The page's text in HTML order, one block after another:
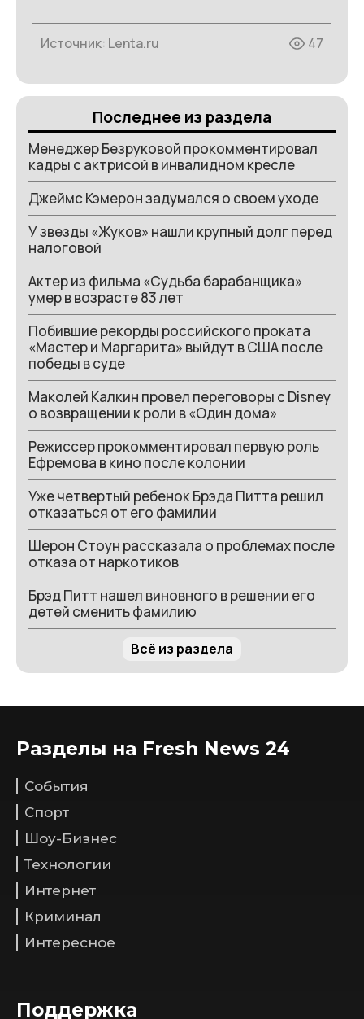
Последнее из раздела
Менеджер Безруковой прокомментировал
кадры с актрисой в инвалидном кресле
Джеймс Кэмерон задумался о своем уходе
У звезды «Жуков» нашли крупный долг перед
налоговой
Актер из фильма «Судьба барабанщика»
умер в возрасте 83 лет
Побившие рекорды российского проката
«Мастер и Маргарита» выйдут в США после
победы в суде
Маколей Калкин провел переговоры с Disney
о возвращении к роли в «Один дома»
Режиссер прокомментировал первую роль
Ефремова в кино после колонии
Уже четвертый ребенок Брэда Питта решил
отказаться от его фамилии
Шерон Стоун рассказала о проблемах после
отказа от наркотиков
Брэд Питт нашел виновного в решении его
детей сменить фамилию
Всё из раздела
Источник: Lenta.ru 47
Разделы на Fresh News 24
События
Спорт
Шоу-Бизнес
Технологии
Интернет
Криминал
Интересное
Поддержка